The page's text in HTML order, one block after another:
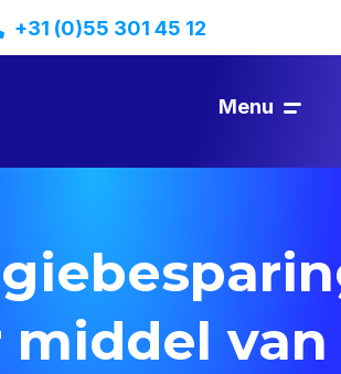
Menu
+31 (0)55 301 45 12
middel van